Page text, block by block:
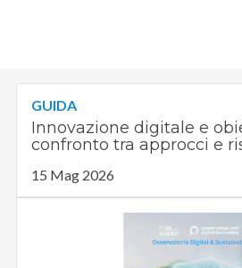
GUIDA
Innovazione digitale e
confronto tra approcci e
15 Mag 2026